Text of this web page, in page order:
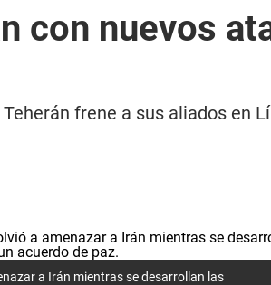
con nuevos
frene a sus aliados en
a Irán mientras se desarrollan las